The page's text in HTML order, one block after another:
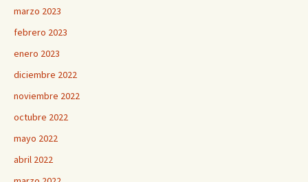
marzo 2023
febrero 2023
enero 2023
diciembre 2022
noviembre 2022
octubre 2022
mayo 2022
abril 2022